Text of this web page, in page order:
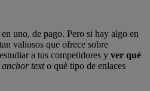
uno, de pago. Pero si hay algo en
valiosos que ofrece sobre
a tus competidores y ver qué
anchor texto qué tipo de enlaces